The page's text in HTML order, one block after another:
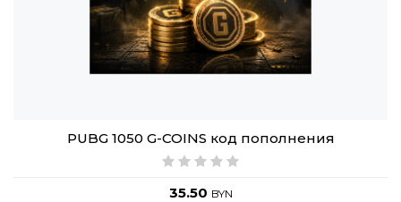
PUBG 1050 G-COINS код пополнения
35.50 BYN